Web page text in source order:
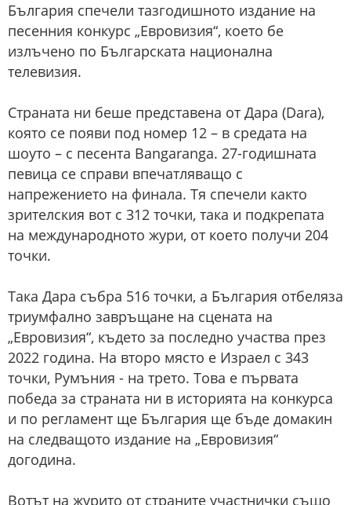
България спечели тазгодишното издание на
песенния конкурс „Евровизия“, което бе
излъчено по Българската национална
телевизия.
Страната ни беше представена от Дара (Dara),
която се появи под номер 12 – в средата на
шоуто – с песента Bangaranga. 27-годишната
певица се справи впечатляващо с
напрежението на финала. Тя спечели както
зрителския вот с 312 точки, така и подкрепата
на международното жури, от което получи 204
точки.
Така Дара събра 516 точки, а България отбеляза
триумфално завръщане на сцената на
„Евровизия“, където за последно участва през
2022 година. На второ място е Израел с 343
точки, Румъния - на трето. Това е първата
победа за страната ни в историята на конкурса
и по регламент ще България ще бъде домакин
на следващото издание на „Евровизия“
догодина.
Вотът на журито от страните участнички също